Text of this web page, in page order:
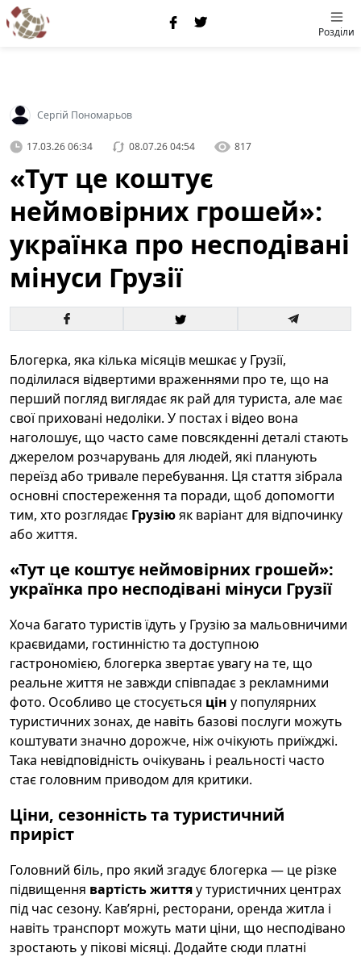
Розділи
Сергій Пономарьов
17.03.26 06:34 08.07.26 04:54 817
«Тут це коштує
неймовірних грошей»:
українка про несподівані
мінуси Грузії
Блогерка, яка кілька місяців мешкає у Грузії,
поділилася відвертими враженнями про те, що на
перший погляд виглядає як рай для туриста, але має
свої приховані недоліки. У постах і відео вона
наголошує, що часто саме повсякденні деталі стають
джерелом розчарувань для людей, які планують
переїзд або тривале перебування. Ця стаття зібрала
основні спостереження та поради, щоб допомогти
тим, хто розглядає Грузіюяк варіант для відпочинку
або життя.
«Тут це коштує неймовірних грошей»:
українка про несподівані мінуси Грузії
Хоча багато туристів їдуть у Грузію за мальовничими
краєвидами, гостинністю та доступною
гастрономією, блогерка звертає увагу на те, що
реальне життя не завжди співпадає з рекламними
фото. Особливо це стосується цін у популярних
туристичних зонах, де навіть базові послуги можуть
коштувати значно дорожче, ніж очікують приїжджі.
Така невідповідність очікувань і реальності часто
стає головним приводом для критики.
Ціни, сезонність та туристичний
приріст
Головний біль, про який згадує блогерка — це різке
підвищення вартість життяу туристичних центрах
під час сезону. Кав’ярні, ресторани, оренда житла і
навіть транспорт можуть мати ціни, що несподівано
зростають у пікові місяці. Додайте сюди платні